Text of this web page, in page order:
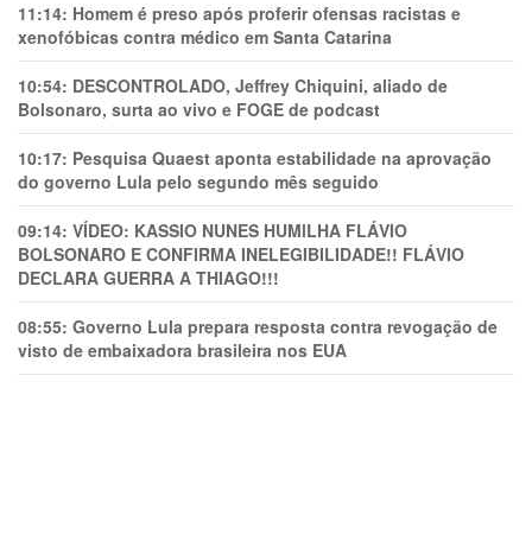
11:14: Homem é preso após proferir ofensas racistas e
xenofóbicas contra médico em Santa Catarina
10:54: DESCONTROLADO, Jeffrey Chiquini, aliado de
Bolsonaro, surta ao vivo e FOGE de podcast
10:17: Pesquisa Quaest aponta estabilidade na aprovação
do governo Lula pelo segundo mês seguido
09:14: VÍDEO: KASSIO NUNES HUMlLHA FLÁVIO
BOLSONARO E CONFIRMA INELEGIBILIDADE!! FLÁVIO
DECLARA GUERRA A THIAGO!!!
08:55: Governo Lula prepara resposta contra revogação de
visto de embaixadora brasileira nos EUA